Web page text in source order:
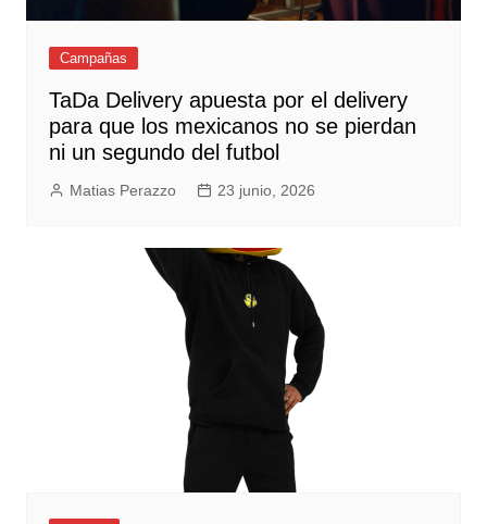
Campañas
TaDa Delivery apuesta por el delivery
para que los mexicanos no se pierdan
ni un segundo del futbol
Matias Perazzo 23 junio, 2026